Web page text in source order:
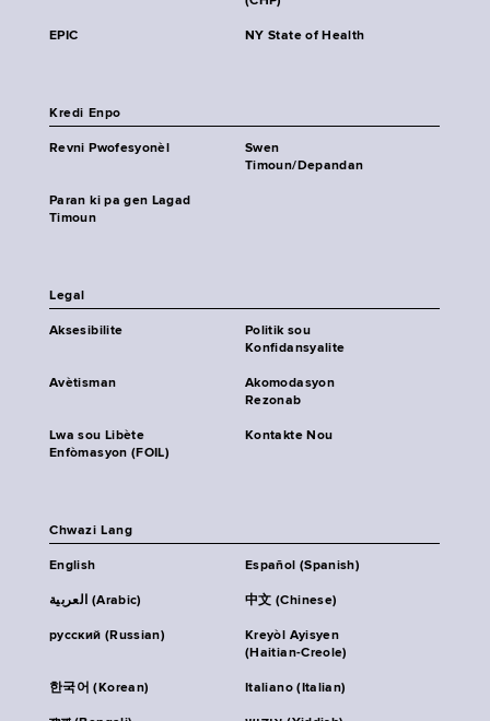
EPIC NY State of Health
Kredi Enpo
Revni Pwofesyonèl
Swen
Timoun/Depandan
Paran ki pa gen Lagad
Timoun
Legal
Aksesibilite
Politik sou
Konfidansyalite
Avètisman
Akomodasyon
Rezonab
Lwa sou Libète
Enfòmasyon (FOIL)
Kontakte Nou
Chwazi Lang
English Español (Spanish)
العربية (Arabic) 中文 (Chinese)
русский (Russian)
Kreyòl Ayisyen
(Haitian-Creole)
한국어 (Korean) Italiano (Italian)